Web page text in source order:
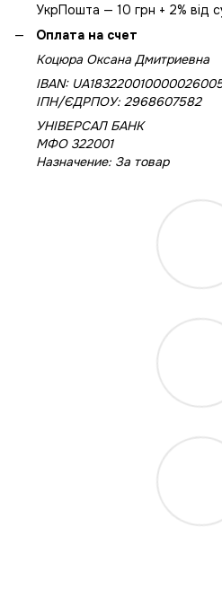
УкрПошта — 10 грн + 2% від
Оплата на счет
Коцюра Оксана Дмитриевна
IBAN:
IПН/ЄДРПОУ: 2968607582
УНІВЕРСАЛ БАНК
МФО 322001
Назначение: За товар